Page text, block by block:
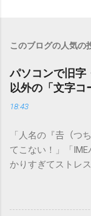
このブログの人気の
パソコンで旧字
以外の「文字コ
18:43
「人名の『𠮷（つ
てこない！」「
かりすぎてストレ
てしまいますよね
を使いますが、実